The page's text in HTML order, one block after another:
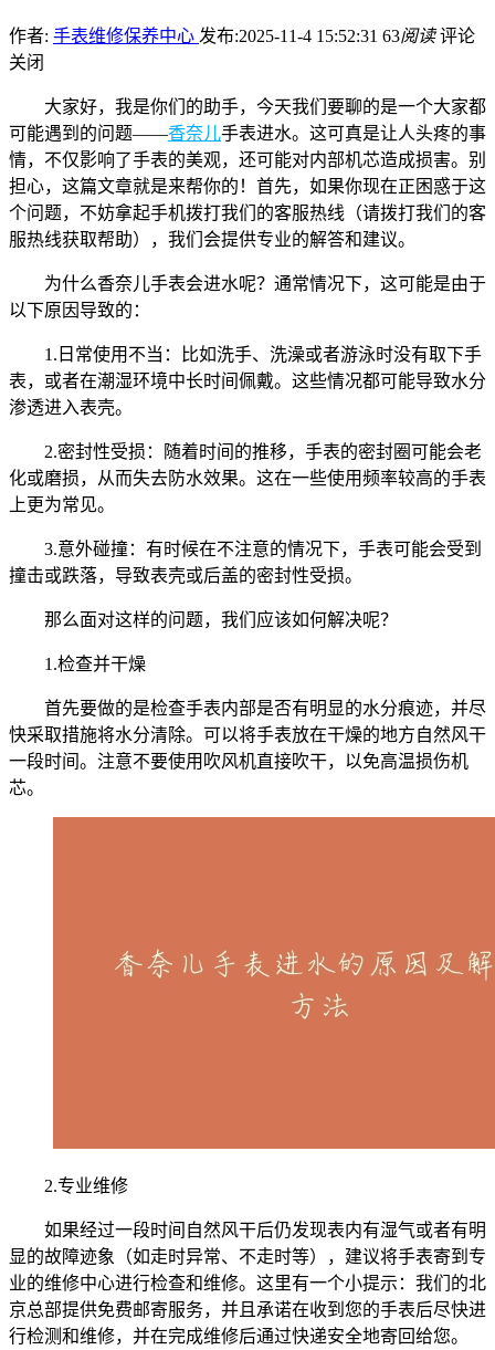
作者: 手表维修保养中心 发布:2025-11-4 15:52:31 63阅读 评论
关闭
大家好，我是你们的助手，今天我们要聊的是一个大家都
可能遇到的问题——香奈儿手表进水。这可真是让人头疼的事
情，不仅影响了手表的美观，还可能对内部机芯造成损害。别
担心，这篇文章就是来帮你的！首先，如果你现在正困惑于这
个问题，不妨拿起手机拨打我们的客服热线（请拨打我们的客
服热线获取帮助），我们会提供专业的解答和建议。
为什么香奈儿手表会进水呢？通常情况下，这可能是由于
以下原因导致的：
1.日常使用不当：比如洗手、洗澡或者游泳时没有取下手
表，或者在潮湿环境中长时间佩戴。这些情况都可能导致水分
渗透进入表壳。
2.密封性受损：随着时间的推移，手表的密封圈可能会老
化或磨损，从而失去防水效果。这在一些使用频率较高的手表
上更为常见。
3.意外碰撞：有时候在不注意的情况下，手表可能会受到
撞击或跌落，导致表壳或后盖的密封性受损。
那么面对这样的问题，我们应该如何解决呢？
1.检查并干燥
首先要做的是检查手表内部是否有明显的水分痕迹，并尽
快采取措施将水分清除。可以将手表放在干燥的地方自然风干
一段时间。注意不要使用吹风机直接吹干，以免高温损伤机
芯。
2.专业维修
如果经过一段时间自然风干后仍发现表内有湿气或者有明
显的故障迹象（如走时异常、不走时等），建议将手表寄到专
业的维修中心进行检查和维修。这里有一个小提示：我们的北
京总部提供免费邮寄服务，并且承诺在收到您的手表后尽快进
行检测和维修，并在完成维修后通过快递安全地寄回给您。